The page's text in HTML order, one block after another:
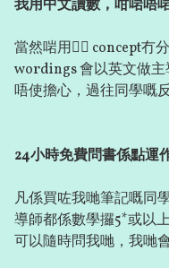
我用中文讀數，咁啱唔
當然啱用👍🏻 concept
wordings 會以英文做
唔使擔心，過往同學嘅
24小時免費問書係點運
凡係買咗我哋筆記嘅同
導師都係數學攞5*或以
可以隨時問我哋，我哋